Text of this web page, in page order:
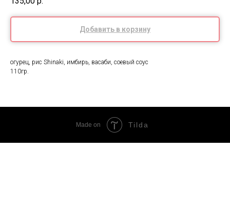
Добавить в корзину
огурец, рис Shinaki, имбирь, васаби, соевый соус
110гр.
Made on Tilda